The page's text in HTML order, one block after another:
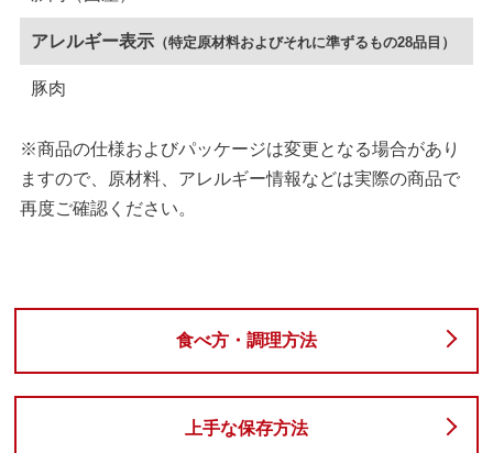
アレルギー表示 （特定原材料およびそれに準ずるもの28品目）
豚肉
※商品の仕様およびパッケージは変更となる場合があり
ますので、原材料、アレルギー情報などは実際の商品で
再度ご確認ください。
食べ方・調理方法
上手な保存方法